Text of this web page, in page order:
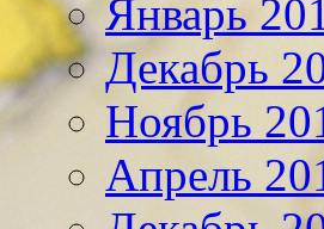
Январь
Декабрь
Ноябрь
Апрель